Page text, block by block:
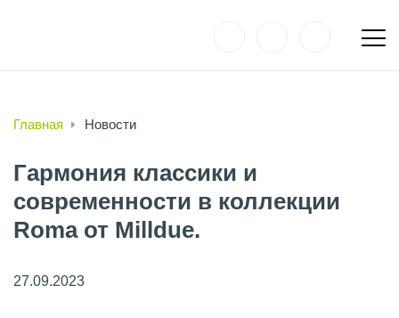
Главная Новости
Гармония классики и
современности в коллекции
Roma от Milldue.
27.09.2023